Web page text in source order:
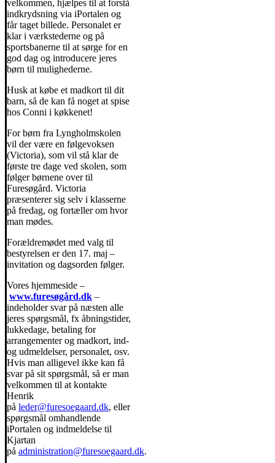
velkommen, hjælpes til at forstå
indkrydsning via iPortalen og
får taget billede. Personalet er
klar i værkstederne og på
sportsbanerne til at sørge for en
god dag og introducere jeres
børn til mulighederne.
Husk at købe et madkort til dit
barn, så de kan få noget at spise
hos Conni i køkkenet!
For børn fra Lyngholmskolen
vil der være en følgevoksen
(Victoria), som vil stå klar de
første tre dage ved skolen, som
følger børnene over til
Furesøgård. Victoria
præsenterer sig selv i klasserne
på fredag, og fortæller om hvor
man mødes.
Forældremødet med valg til
bestyrelsen er den 17. maj –
invitation og dagsorden følger.
Vores hjemmeside –
www.furesøgård.dk –
indeholder svar på næsten alle
jeres spørgsmål, fx åbningstider,
lukkedage, betaling for
arrangementer og madkort, ind-
og udmeldelser, personalet, osv.
Hvis man alligevel ikke kan få
svar på sit spørgsmål, så er man
velkommen til at kontakte
Henrik
på leder@furesoegaard.dk, eller
spørgsmål omhandlende
iPortalen og indmeldelse til
Kjartan
på administration@furesoegaard.dk.